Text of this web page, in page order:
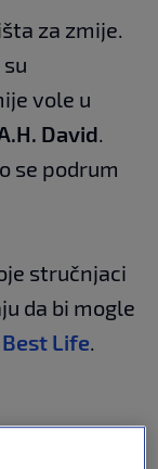
za zmije.
vole u
David.
se podrum
stručnjaci
da bi mogle
Best Life.